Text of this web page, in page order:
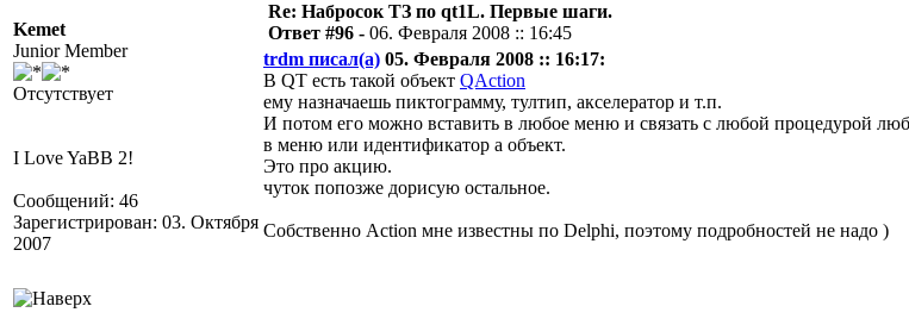
Kemet
Junior Member
Отсутствует
I Love YaBB 2!
Сообщений: 46
Зарегистрирован: 03. Октября
2007
Re: Набросок ТЗ по qt1L. Первые шаги.
Ответ #96 - 06. Февраля 2008 :: 16:45
trdm писал(а) 05. Февраля 2008 :: 16:17:
В QT есть такой объект QAction
ему назначаешь пиктограмму, тултип, акселератор и т.п.
И потом его можно вставить в любое меню и связать с любой процедурой
в меню или идентификатор а объект.
Это про акцию.
чуток попозже дорисую остальное.
Собственно Action мне известны по Delphi, поэтому подробностей не надо )